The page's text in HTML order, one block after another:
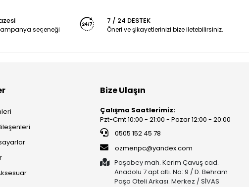
seçeneği
7 / 24 DESTEK
Öneri ve şikayetlerinizi bize iletebilirsiniz.
Bize Ulaşın
Çalışma Saatlerimiz:
Pzt-Cmt 10:00 - 21:00 - Pazar 12:00 - 20:00
0505 152 45 78
ozmenpc@yandex.com
Paşabey mah. Kerim Çavuş cad.
Anadolu 7 apt altı. No: 9 / D. Behram
Paşa Oteli Arkası. Merkez / SİVAS